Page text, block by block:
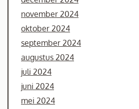
november 2024
oktober 2024
september 2024
augustus 2024
juli 2024
juni 2024
mei 2024